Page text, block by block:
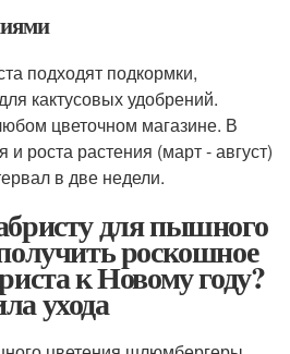
подходят подкормки,
кактусовых удобрений.
цветочном магазине. В
и роста растения (март - август)
в две недели.
для пышного
роскошное
к Новому году?
ухода